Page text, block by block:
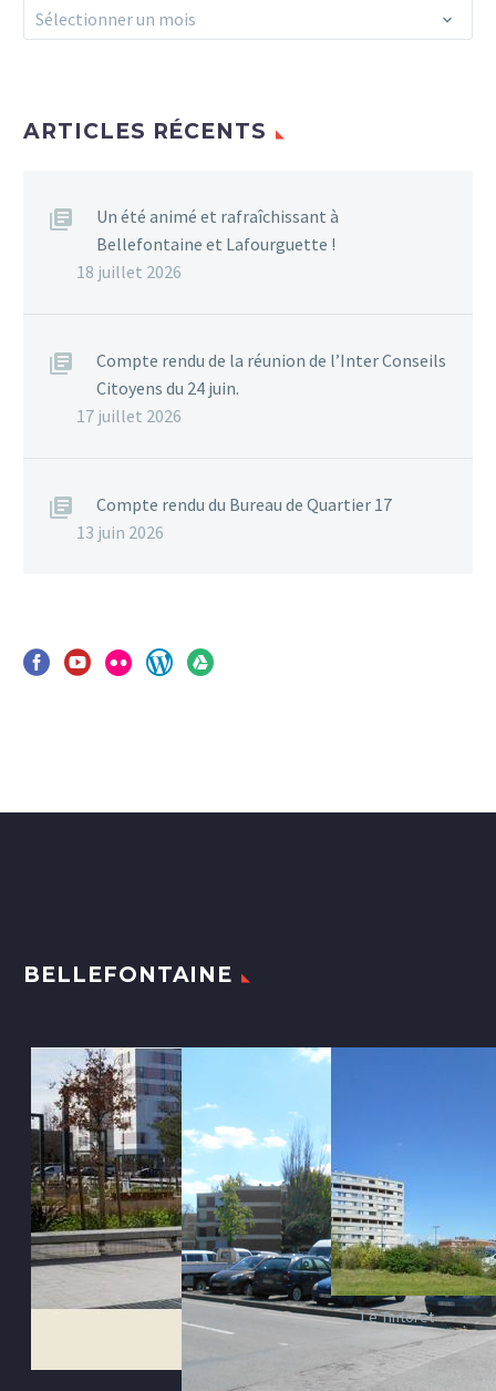
Archives
Sélectionner un mois
ARTICLES RÉCENTS
Un été animé et rafraîchissant à
Bellefontaine et Lafourguette !
18 juillet 2026
Compte rendu de la réunion de l’Inter Conseils
Citoyens du 24 juin.
17 juillet 2026
Compte rendu du Bureau de Quartier 17
13 juin 2026
BELLEFONTAINE
Le Tintoret